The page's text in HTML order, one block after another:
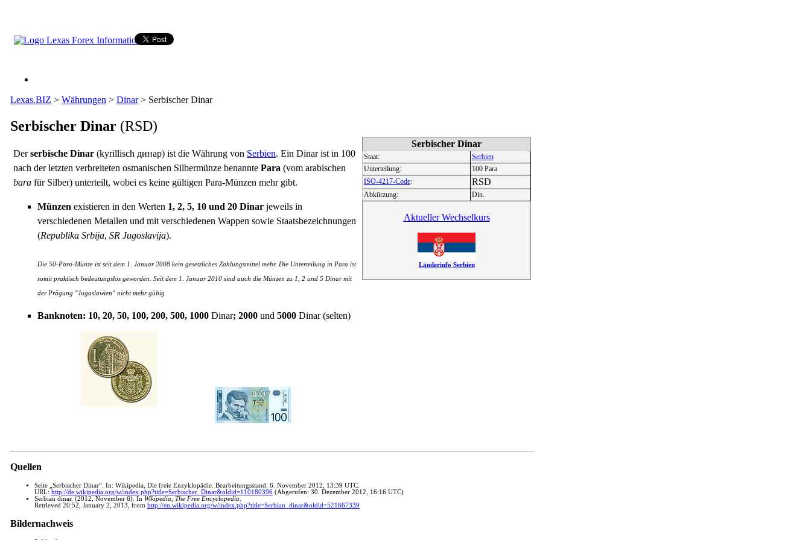
Lexas.BIZ > Währungen > Dinar> Serbischer Dinar
Serbischer Dinar (RSD)
Derserbische Dinar (kyrillisch динар) ist die Währung von Serbien. Ein Dinar ist in 100
nach der letzten verbreiteten osmanischen Silbermünze benannte Para (vom arabischen
bara für Silber) unterteilt, wobei es keine gültigen Para-Münzen mehr gibt.
Münzen existieren in den Werten 1, 2, 5, 10 und 20 Dinar jeweils in
verschiedenen Metallen und mit verschiedenen Wappen sowie Staatsbezeichnungen
(Republika Srbija, SR Jugoslavija).
Die 50-Para-Münze ist seit dem 1. Januar 2008 kein gesetzliches Zahlungsmittel mehr. Die Unterteilung in Para ist
somit praktisch bedeutungslos geworden. Seit dem 1. Januar 2010 sind auch die Münzen zu 1, 2 und 5 Dinar mit
der Prägung "Jugoslawien" nicht mehr gültig
Banknoten: 10, 20, 50, 100, 200, 500, 1000 Dinar; 2000 und 5000 Dinar (selten)
Serbischer Dinar
Staat:
Serbien
Unterteilung:
100 Para
ISO-4217-Code: RSD
Abkürzung: Din.
Aktueller Wechselkurs
Länderinfo Serbien
Quellen
Seite „Serbischer Dinar“. In: Wikipedia, Die freie Enzyklopädie. Bearbeitungsstand: 6. November 2012, 13:39 UTC.
URL: http://de.wikipedia.org/w/index.php?title=Serbischer_Dinar&oldid=110180396 (Abgerufen: 30. Dezember 2012, 16:16 UTC)
Serbian dinar. (2012, November 6). In Wikipedia, The Free Encyclopedia.
Retrieved 20:52, January 2, 2013, from http://en.wikipedia.org/w/index.php?title=Serbian_dinar&oldid=521667339
Bildernachweis